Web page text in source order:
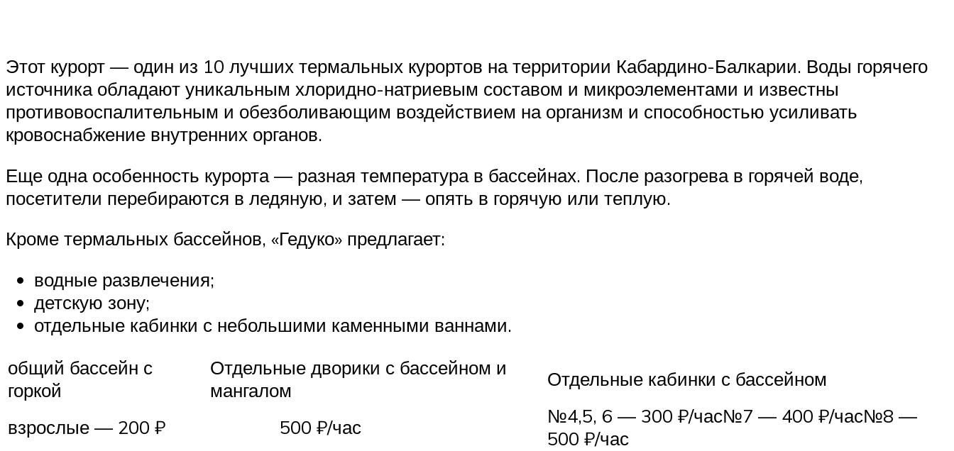
Этот курорт — один из 10 лучших термальных курортов на территории Кабардино-Балкарии. Воды горячего
источника обладают уникальным хлоридно-натриевым составом и микроэлементами и известны
противовоспалительным и обезболивающим воздействием на организм и способностью усиливать
кровоснабжение внутренних органов.
Еще одна особенность курорта — разная температура в бассейнах. После разогрева в горячей воде,
посетители перебираются в ледяную, и затем — опять в горячую или теплую.
Кроме термальных бассейнов, «Гедуко» предлагает:
водные развлечения;
детскую зону;
отдельные кабинки с небольшими каменными ваннами.
общий бассейн с
горкой
Отдельные дворики с бассейном и
мангалом
Отдельные кабинки с бассейном
взрослые — 200 ₽ 500 ₽/час
№4,5, 6 — 300 ₽/час№7 — 400 ₽/час№8 —
500 ₽/час